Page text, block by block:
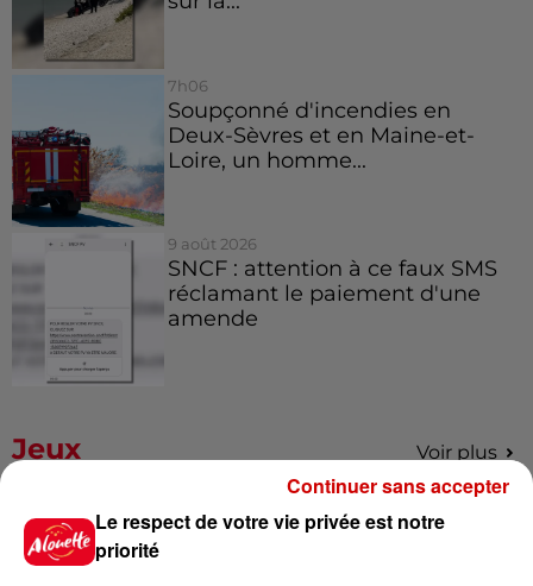
7h06
Soupçonné d'incendies en
Deux-Sèvres et en Maine-et-
Loire, un homme...
9 août 2026
SNCF : attention à ce faux SMS
réclamant le paiement d'une
amende
Jeux Voir plus
Gagnez vos places pour
l'événement Ride the Show à
Le respect de votre vie privée est notre
priorité
Continuer sans accepter